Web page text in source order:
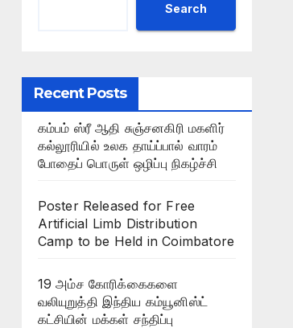
Search
Recent Posts
கம்பம் ஸ்ரீ ஆதி சுஞ்சனகிரி மகளிர்
கல்லூரியில் உலக தாய்ப்பால் வாரம்
போதைப் பொருள் ஒழிப்பு நிகழ்ச்சி
Poster Released for Free
Artificial Limb Distribution
Camp to be Held in Coimbatore
19 அம்ச கோரிக்கைகளை
வலியுறுத்தி இந்திய கம்யூனிஸ்ட்
கட்சியின் மக்கள் சந்திப்பு